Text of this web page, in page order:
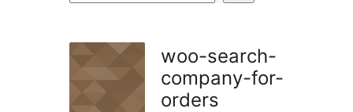
woo-search-
company-for-
orders